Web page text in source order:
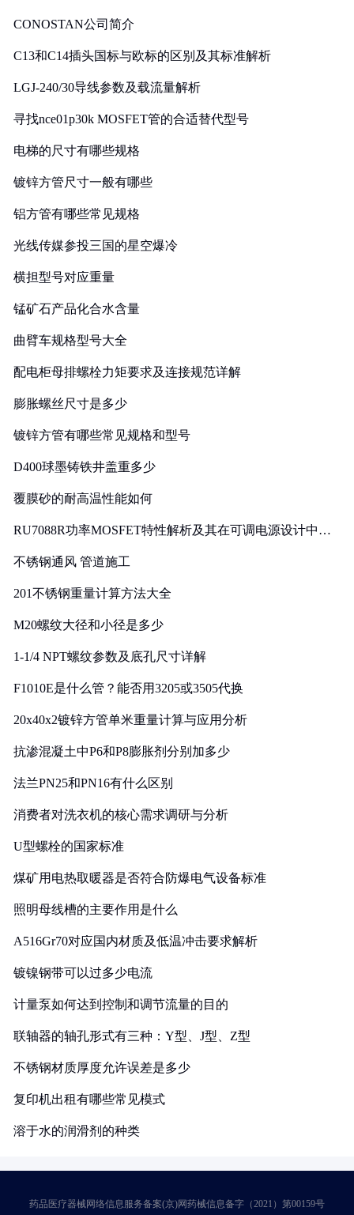
CONOSTAN公司简介
C13和C14插头国标与欧标的区别及其标准解析
LGJ-240/30导线参数及载流量解析
寻找nce01p30k MOSFET管的合适替代型号
电梯的尺寸有哪些规格
镀锌方管尺寸一般有哪些
铝方管有哪些常见规格
光线传媒参投三国的星空爆冷
横担型号对应重量
锰矿石产品化合水含量
曲臂车规格型号大全
配电柜母排螺栓力矩要求及连接规范详解
膨胀螺丝尺寸是多少
镀锌方管有哪些常见规格和型号
D400球墨铸铁井盖重多少
覆膜砂的耐高温性能如何
RU7088R功率MOSFET特性解析及其在可调电源设计中的
不锈钢通风 管道施工
201不锈钢重量计算方法大全
M20螺纹大径和小径是多少
1-1/4 NPT螺纹参数及底孔尺寸详解
F1010E是什么管？能否用3205或3505代换
20x40x2镀锌方管单米重量计算与应用分析
抗渗混凝土中P6和P8膨胀剂分别加多少
法兰PN25和PN16有什么区别
消费者对洗衣机的核心需求调研与分析
U型螺栓的国家标准
煤矿用电热取暖器是否符合防爆电气设备标准
照明母线槽的主要作用是什么
A516Gr70对应国内材质及低温冲击要求解析
镀镍钢带可以过多少电流
计量泵如何达到控制和调节流量的目的
联轴器的轴孔形式有三种：Y型、J型、Z型
不锈钢材质厚度允许误差是多少
复印机出租有哪些常见模式
溶于水的润滑剂的种类
药品医疗器械网络信息服务备案(京)网药械信息备字（2021）第00159号